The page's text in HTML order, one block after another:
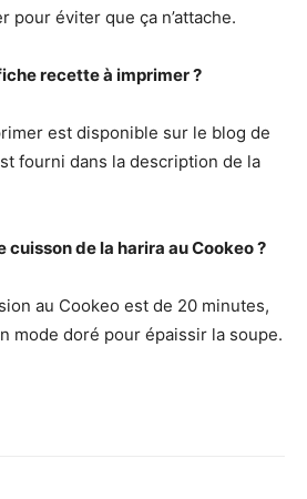
pour éviter que ça n’attache.
recette à imprimer ?
est disponible sur le blog de
fourni dans la description de la
cuisson de la harira au Cookeo ?
au Cookeo est de 20 minutes,
mode doré pour épaissir la soupe.